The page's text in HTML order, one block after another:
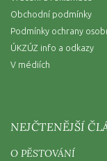
Obchodní podmínky
Podmínky ochrany
ÚKZÚZ info a odkazy
V médiích
NEJČTENĚJŠÍ
O PĚSTOVÁNÍ